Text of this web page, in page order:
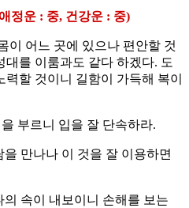
정운 : 중, 건강운 : 중)
이 어느 곳에 있으나 편안할 것
대를 이룸과도 같다 하겠다. 도
할 것이니 길함이 가득해 복이
부르니 입을 잘 단속하라.
을 만나나 이 것을 잘 이용하면
의 속이 내보이니 손해를 보는